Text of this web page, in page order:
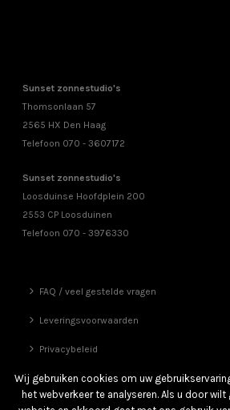
Sunset zonnestudio's
Thomsonlaan 57
2565 HX Den Haag
Telefoon 070 - 3607172
Sunset zonnestudio's
Loosduinse Hoofdplein 200
2553 CP Loosduinen
Telefoon 070 - 3976330
FAQ / veel gestelde vragen
Leveringsvoorwaarden
Privacybeleid
Vrienden
Wij gebruiken cookies om uw
het webverkeer te analyseren. Als u door